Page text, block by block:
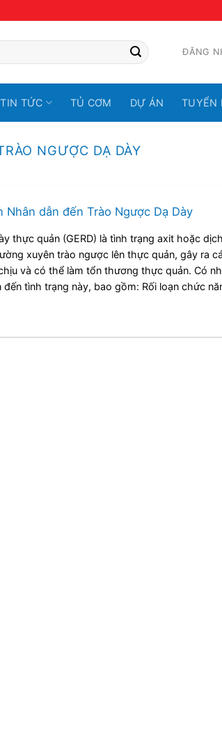
ĐĂNG
TIN TỨC TỦ CƠM DỰ ÁN TUYỂN
NGƯỢC DẠ DÀY
Nhân dẫn đến Trào Ngược Dạ Dày
thực quản (GERD) là tình trạng axit hoặc dịch
xuyên trào ngược lên thực quản, gây ra
và có thể làm tổn thương thực quản. Có
đến tình trạng này, bao gồm: Rối loạn chức